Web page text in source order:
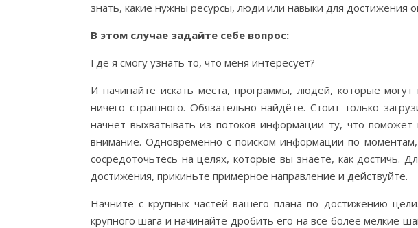
знать, какие нужны ресурсы, люди или навыки для достижения
В этом случае задайте себе вопрос:
Где я смогу узнать то, что меня интересует?
И начинайте искать места, программы, людей, которые
ничего страшного. Обязательно найдёте. Стоит только
начнёт выхватывать из потоков информации ту, что
внимание. Одновременно с поиском информации по
сосредоточьтесь на целях, которые вы знаете, как достичь.
достижения, прикиньте примерное направление и действуйте.
Начните с крупных частей вашего плана по достижению
крупного шага и начинайте дробить его на всё более мелкие